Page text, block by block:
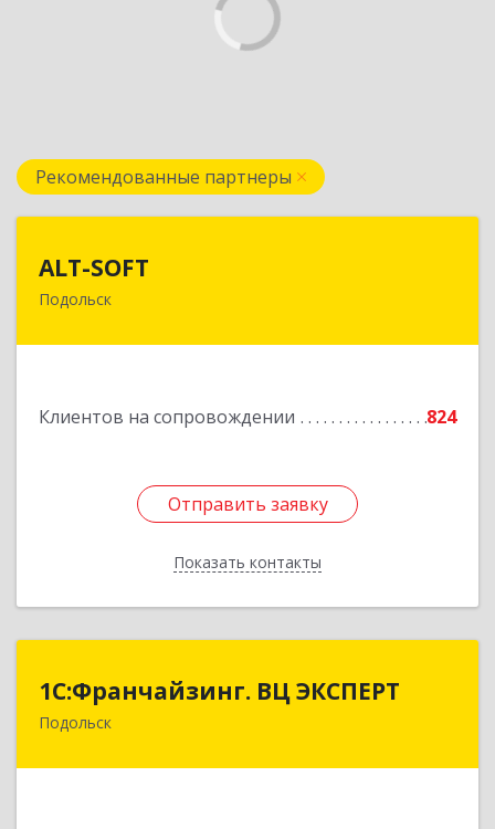
Рекомендованные партнеры
ALT-SOFT
Подольск
Клиентов на сопровождении 824
Отправить заявку
Показать контакты
142116, Московская обл, Подольск г, Советская
Отправить заявку
Назад
1С:Франчайзинг. ВЦ ЭКСПЕРТ
Подольск
1С:Франчайзинг. ВЦ ЭКСПЕРТ